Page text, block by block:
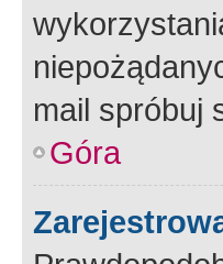
mail spróbuj
Góra